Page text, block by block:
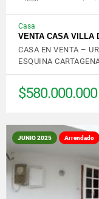
Casa
VENTA CASA VILLA
CASA EN VENTA –
ESQUINA
$580.000.000
JUNIO 2025 Arrendado